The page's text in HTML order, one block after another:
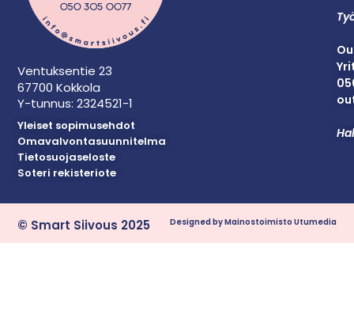
Ventuksentie 23
67700 Kokkola
Y-tunnus: 2324521-1
Yleiset sopimusehdot
Omavalvontasuunnitelma
Tietosuojaseloste
Soteri rekisteriote
© Smart Siivous 2025 Designed by Mainostoimisto Utumedia